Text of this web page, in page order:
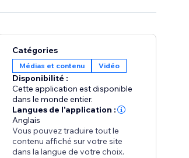
Catégories
Médias et contenu Vidéo
Disponibilité :
Cette application est disponible
dans le monde entier.
Langues de l'application :
Anglais
Vous pouvez traduire tout le
contenu affiché sur votre site
dans la langue de votre choix.